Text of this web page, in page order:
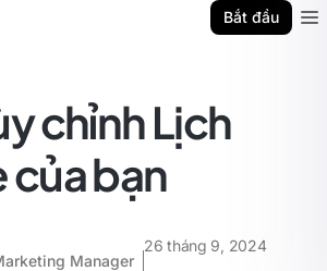
Bắt đầu
chỉnh Lịch
bạn
Manager
26 tháng 9, 2024